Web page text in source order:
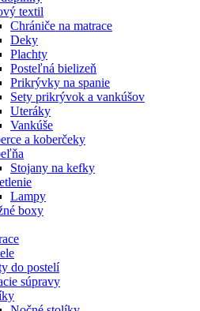
textil
Chrániče na matrace
Deky
Plachty
Posteľná bielizeň
Prikrývky na spanie
Sety prikrývok a vankúšov
Uteráky
Vankúše
a koberčeky
Stojany na kefky
Lampy
boxy
do postelí
súpravy